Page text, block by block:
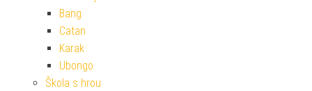
Bang
Catan
Karak
Ubongo
Škola s hrou